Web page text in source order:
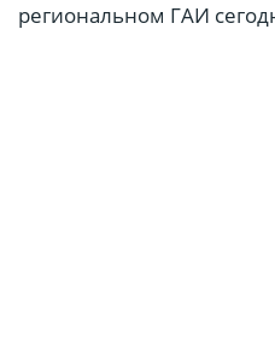
региональном ГАИ